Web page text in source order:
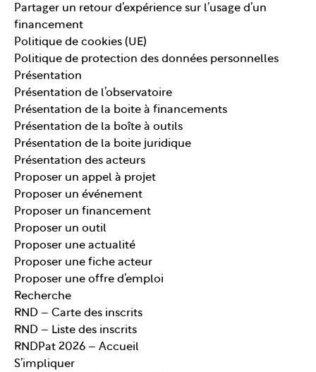
Partager un retour d’expérience sur l’usage d’un
financement
Politique de cookies (UE)
Politique de protection des données personnelles
Présentation
Présentation de l’observatoire
Présentation de la boite à financements
Présentation de la boîte à outils
Présentation de la boite juridique
Présentation des acteurs
Proposer un appel à projet
Proposer un événement
Proposer un financement
Proposer un outil
Proposer une actualité
Proposer une fiche acteur
Proposer une offre d’emploi
Recherche
RND – Carte des inscrits
RND – Liste des inscrits
RNDPat 2026 – Accueil
S’impliquer